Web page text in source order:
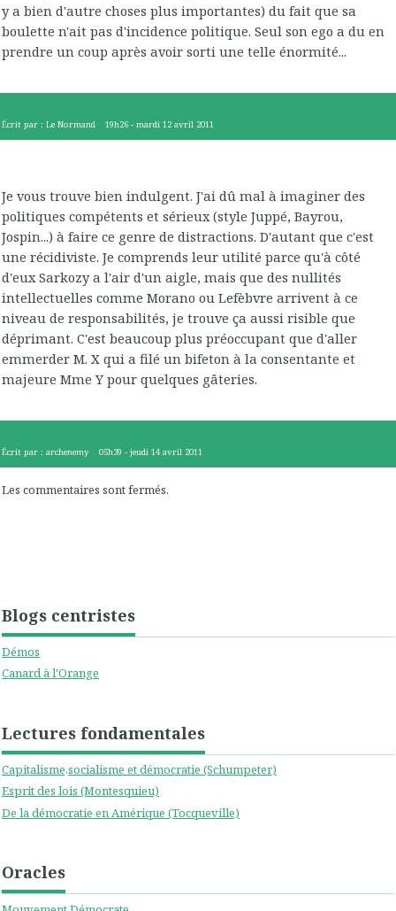
Blogs centristes
Démos
Canard à l'Orange
Lectures fondamentales
Capitalisme,socialisme et démocratie (Schumpeter)
Esprit des lois (Montesquieu)
De la démocratie en Amérique (Tocqueville)
Oracles
y a bien d'autre choses plus importantes) du fait que sa
boulette n'ait pas d'incidence politique. Seul son ego a du en
prendre un coup après avoir sorti une telle énormité...
Écrit par : Le Normand 19h26 -mardi 12 avril 2011
Je vous trouve bien indulgent. J'ai dû mal à imaginer des
politiques compétents et sérieux (style Juppé, Bayrou,
Jospin...) à faire ce genre de distractions. D'autant que c'est
une récidiviste. Je comprends leur utilité parce qu'à côté
d'eux Sarkozy a l'air d'un aigle, mais que des nullités
intellectuelles comme Morano ou Lefèbvre arrivent à ce
niveau de responsabilités, je trouve ça aussi risible que
déprimant. C'est beaucoup plus préoccupant que d'aller
emmerder M. X qui a filé un bifeton à la consentante et
majeure Mme Y pour quelques gâteries.
Écrit par : archenemy 05h39 -jeudi 14 avril 2011
Les commentaires sont fermés.